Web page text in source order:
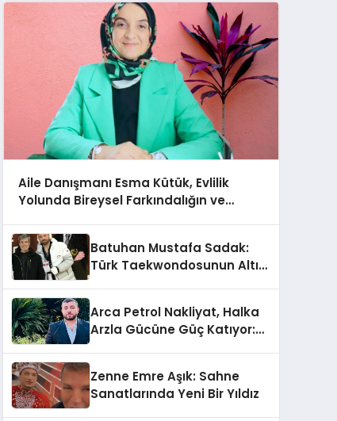
Aile Danışmanı Esma Kütük, Evlilik
Yolunda Bireysel Farkındalığın ve
Batuhan Mustafa Sadak:
Türk Taekwondosunun Altın
Arca Petrol Nakliyat, Halka
Arzla Gücüne Güç Katıyor:
Yatırım
Zenne Emre Aşık: Sahne
Sanatlarında Yeni Bir Yıldız